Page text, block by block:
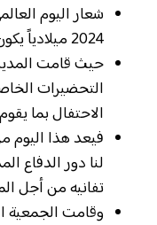
شعار اليوم
2024 ميلادياً يكون عبارة عن يد تبني ويد تحمي.
حيث قامت
التحضيرات
الاحتفال بما
فيعد هذا اليوم
لنا دور الدفاع
تفانيه من أجل
وقامت الجمعية